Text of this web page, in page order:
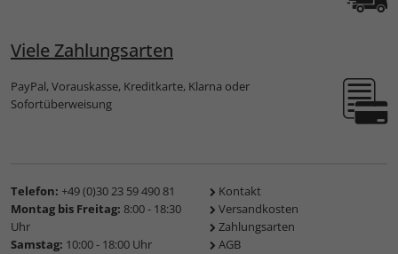
Viele Zahlungsarten
PayPal, Vorauskasse, Kreditkarte, Klarna oder
Sofortüberweisung
Telefon: +49 (0)30 23 59 490 81
Montag bis Freitag: 8:00 - 18:30
Uhr
Samstag: 10:00 - 18:00 Uhr
Kontakt
Versandkosten
Zahlungsarten
AGB